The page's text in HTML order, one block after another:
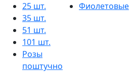
25 шт.
35 шт.
51 шт.
101 шт.
Розы
поштучно
Фиолетовые